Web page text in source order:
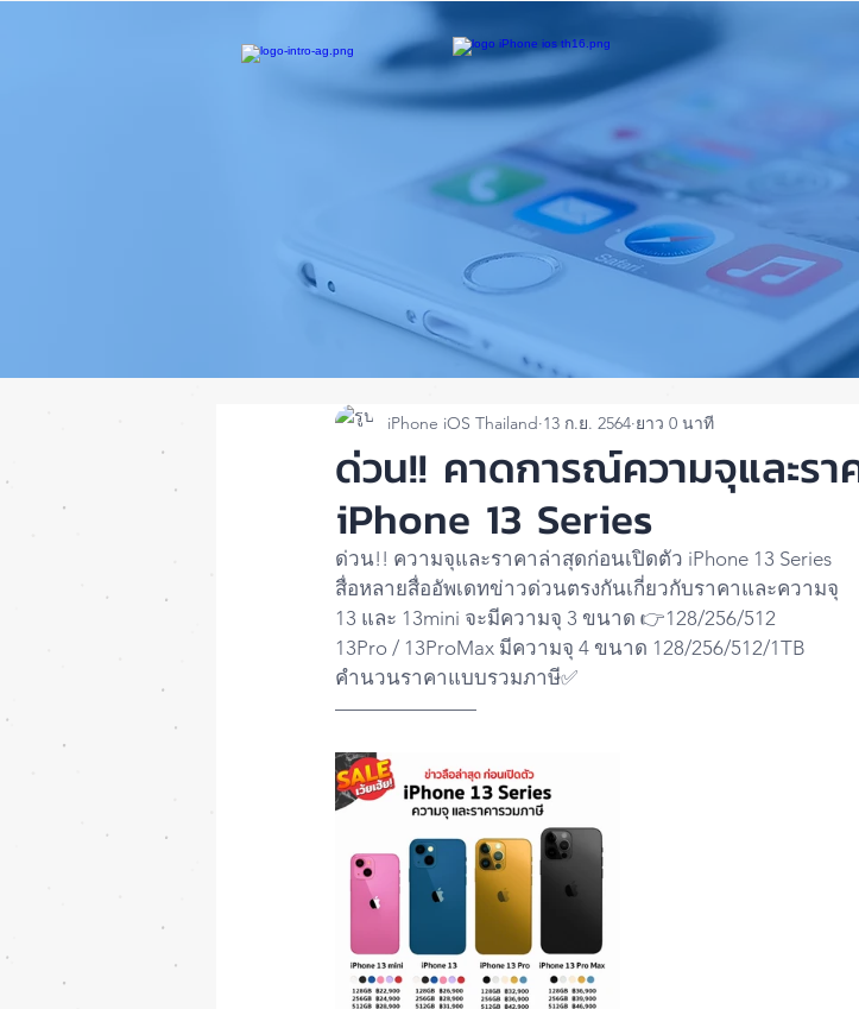
ด่วน!! คาดการณ์ความจุและร
iPhone 13 Series
iPhone iOS Thailand 13 ก.ย. 2564 ยาว 0 นาที
ด่วน!! ความจุและราคาล่าสุดก่อนเปิดตัว iPhone 13 Series
สื่อหลายสื่ออัพเดทข่าวด่วนตรงกันเกี่ยวกับราคาและความจุ
13 และ 13mini จะมีความจุ 3 ขนาด 👉128/256/512
13Pro / 13ProMax มีความจุ 4 ขนาด 128/256/512/1TB
คำนวนราคาแบบรวมภาษี✅
———————